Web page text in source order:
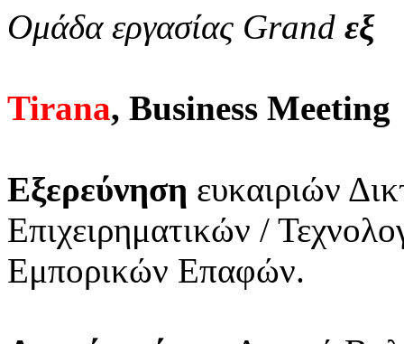
Ομάδα εργασίας Grand εξ
Tirana, Business Meeting
Εξερεύνηση ευκαιριών
Επιχειρηματικών /
Εμπορικών Επαφών.